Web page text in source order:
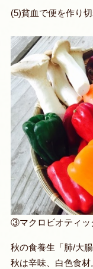
(5)貧血で便を作り
③マクロビオティッ
秋の食養生「肺/大
秋は辛味、白色食材